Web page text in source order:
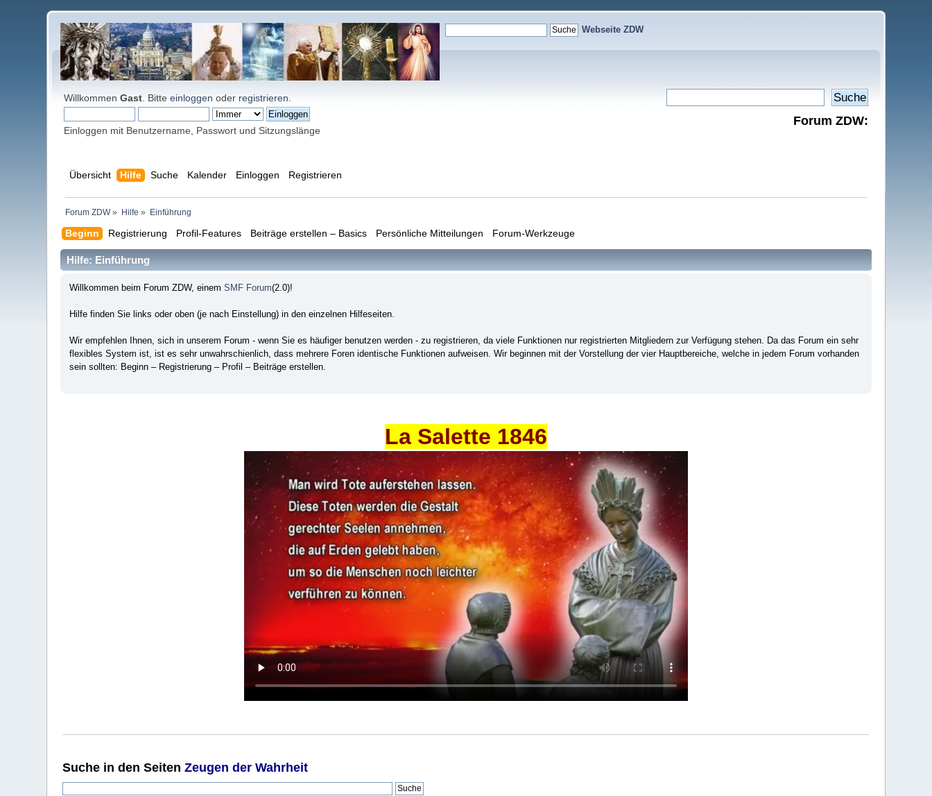
Webseite ZDW
WillkommenGast . Bitteeinloggen oder registrieren
Einloggen mit Benutzername, Passwort und Sitzungslänge
Forum ZDW:
Übersicht Hilfe Suche Kalender Einloggen Registrieren
Forum ZDW» Hilfe » Einführung
Beginn Registrierung Profil-Features Beiträge erstellen – Basics Persönliche Mitteilungen Forum-Werkzeuge
Hilfe: Einführung
Willkommen beim Forum ZDW, einem SMF Forum(2.0)!
Hilfe finden Sie links oder oben (je nach Einstellung) in den einzelnen Hilfeseiten.
Wir empfehlen Ihnen, sich in unserem Forum - wenn Sie es häufiger benutzen werden - zu registrieren, da viele Funktionen nur registrierten Mitgliedern zur Verfügung stehen. Da das Forum ein sehr
flexibles System ist, ist es sehr unwahrschienlich, dass mehrere Foren identische Funktionen aufweisen. Wir beginnen mit der Vorstellung der vier Hauptbereiche, welche in jedem Forum vorhanden
sein sollten: Beginn – Registrierung – Profil – Beiträge erstellen.
La Salette 1846
Suche in den SeitenZeugen der Wahrheit